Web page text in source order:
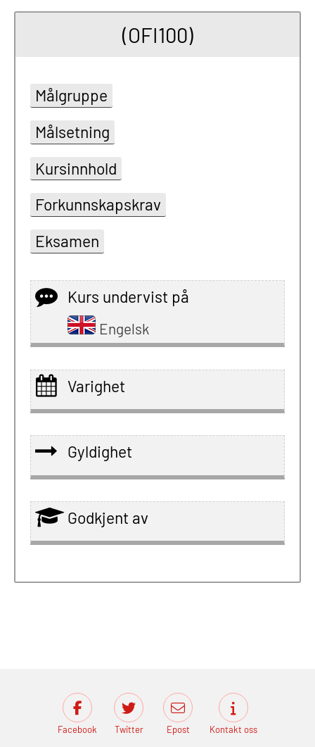
(OFI100)
Målgruppe
Målsetning
Kursinnhold
Forkunnskapskrav
Eksamen
Kurs undervist på
Engelsk
Varighet
Gyldighet
Godkjent av
Facebook Twitter Epost Kontakt oss